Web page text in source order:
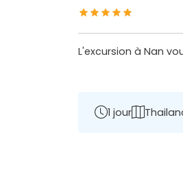
L'excursion à Nan
1 jour